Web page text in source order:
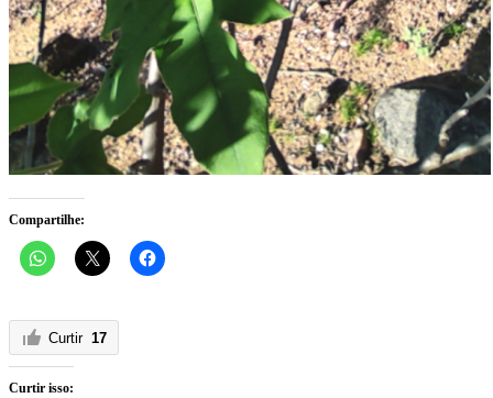
Compartilhe:
Curtir 17
Curtir isso: